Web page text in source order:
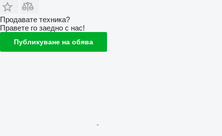
Продавате техника?
Правете го заедно с нас!
Публикуване на обява